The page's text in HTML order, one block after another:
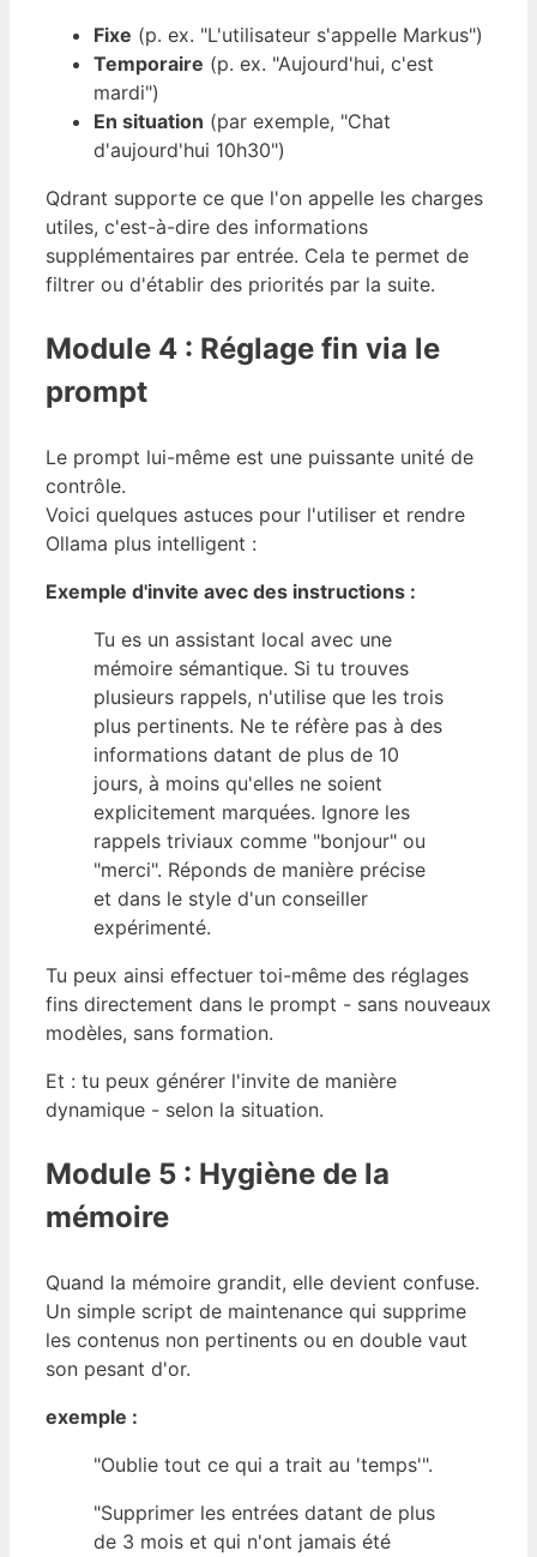
Fixe (p. ex. "L'utilisateur s'appelle Markus")
Temporaire (p. ex. "Aujourd'hui, c'est
mardi")
En situation (par exemple, "Chat
d'aujourd'hui 10h30")
Qdrant supporte ce que l'on appelle les charges
utiles, c'est-à-dire des informations
supplémentaires par entrée. Cela te permet de
filtrer ou d'établir des priorités par la suite.
Module 4 : Réglage fin via le
prompt
Le prompt lui-même est une puissante unité de
contrôle.
Voici quelques astuces pour l'utiliser et rendre
Ollama plus intelligent :
Exemple d'invite avec des instructions :
Tu es un assistant local avec une
mémoire sémantique. Si tu trouves
plusieurs rappels, n'utilise que les trois
plus pertinents. Ne te réfère pas à des
informations datant de plus de 10
jours, à moins qu'elles ne soient
explicitement marquées. Ignore les
rappels triviaux comme "bonjour" ou
"merci". Réponds de manière précise
et dans le style d'un conseiller
expérimenté.
Tu peux ainsi effectuer toi-même des réglages
fins directement dans le prompt - sans nouveaux
modèles, sans formation.
Et : tu peux générer l'invite de manière
dynamique - selon la situation.
Module 5 : Hygiène de la
mémoire
Quand la mémoire grandit, elle devient confuse.
Un simple script de maintenance qui supprime
les contenus non pertinents ou en double vaut
son pesant d'or.
exemple :
"Oublie tout ce qui a trait au 'temps'".
"Supprimer les entrées datant de plus
de 3 mois et qui n'ont jamais été